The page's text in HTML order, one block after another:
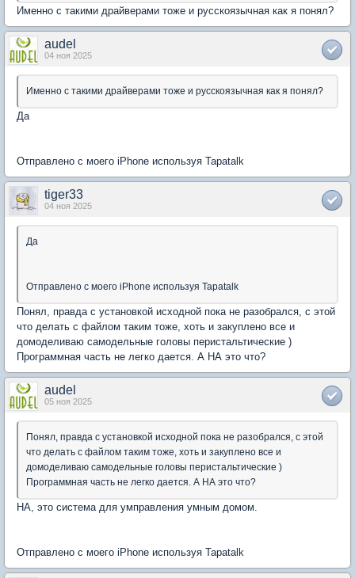
Именно с такими драйверами тоже и русскоязычная как я понял?
audel
04 ноя 2025
Именно с такими драйверами тоже и русскоязычная как я понял?
Да
Отправлено с моего iPhone используя Tapatalk
tiger33
04 ноя 2025
Да
Отправлено с моего iPhone используя Tapatalk
Понял, правда с установкой исходной пока не разобрался, с этой
что делать с файлом таким тоже, хоть и закуплено все и
домоделиваю самодельные головы перистальтические )
Программная часть не легко дается. А НА это что?
audel
05 ноя 2025
Понял, правда с установкой исходной пока не разобрался, с этой
что делать с файлом таким тоже, хоть и закуплено все и
домоделиваю самодельные головы перистальтические )
Программная часть не легко дается. А НА это что?
НА, это система для умправления умным домом.
Отправлено с моего iPhone используя Tapatalk